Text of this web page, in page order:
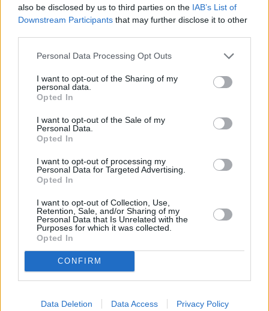
also be disclosed by us to third parties on the IAB’s List of
Downstream Participants that may further disclose it to other
Personal Data Processing Opt Outs
I want to opt-out of the Sharing of my
personal data.
Opted In
I want to opt-out of the Sale of my
Personal Data.
Opted In
I want to opt-out of processing my
Personal Data for Targeted Advertising.
Opted In
I want to opt-out of Collection, Use,
Retention, Sale, and/or Sharing of my
Personal Data that Is Unrelated with the
Purposes for which it was collected.
Opted In
CONFIRM
Data Deletion Data Access Privacy Policy
Vinkin otsikko (esim. paikan nimi):
Valitse seuraavista vaihtoehdoista ne, jotka sopivat
Se on nähtävyys
Siellä voi ruokailla (esim. ravintola)
Voi tehdä ostoksia (esim. kauppa)
Voi yöpyä (esim. hotelli)